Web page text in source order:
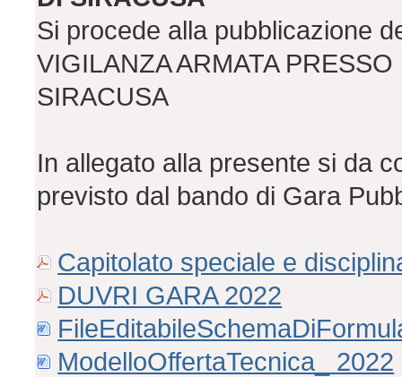
Si procede alla pubblicazione
VIGILANZA ARMATA
SIRACUSA
In allegato alla presente si da
previsto dal bando di Gara
Capitolato speciale e
DUVRI GARA 2022
ModelloOffertaTecnica_ 2022